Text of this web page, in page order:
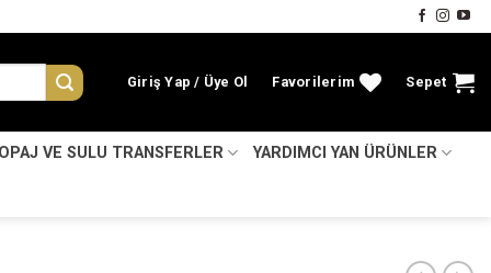
Giriş Yap Favorilerim Sepet
VE SULU TRANSFERLER YARDIMCI YAN ÜRÜNLER